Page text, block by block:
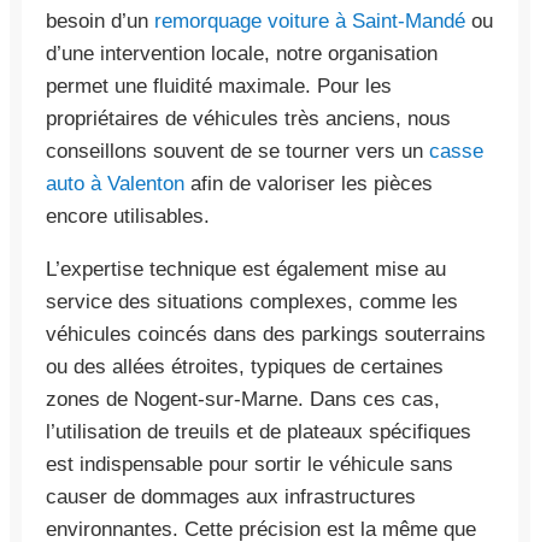
besoin d’un remorquage voiture à Saint-Mandé ou
d’une intervention locale, notre organisation
permet une fluidité maximale. Pour les
propriétaires de véhicules très anciens, nous
conseillons souvent de se tourner vers un casse
auto à Valenton afin de valoriser les pièces
encore utilisables.
L’expertise technique est également mise au
service des situations complexes, comme les
véhicules coincés dans des parkings souterrains
ou des allées étroites, typiques de certaines
zones de Nogent-sur-Marne. Dans ces cas,
l’utilisation de treuils et de plateaux spécifiques
est indispensable pour sortir le véhicule sans
causer de dommages aux infrastructures
environnantes. Cette précision est la même que